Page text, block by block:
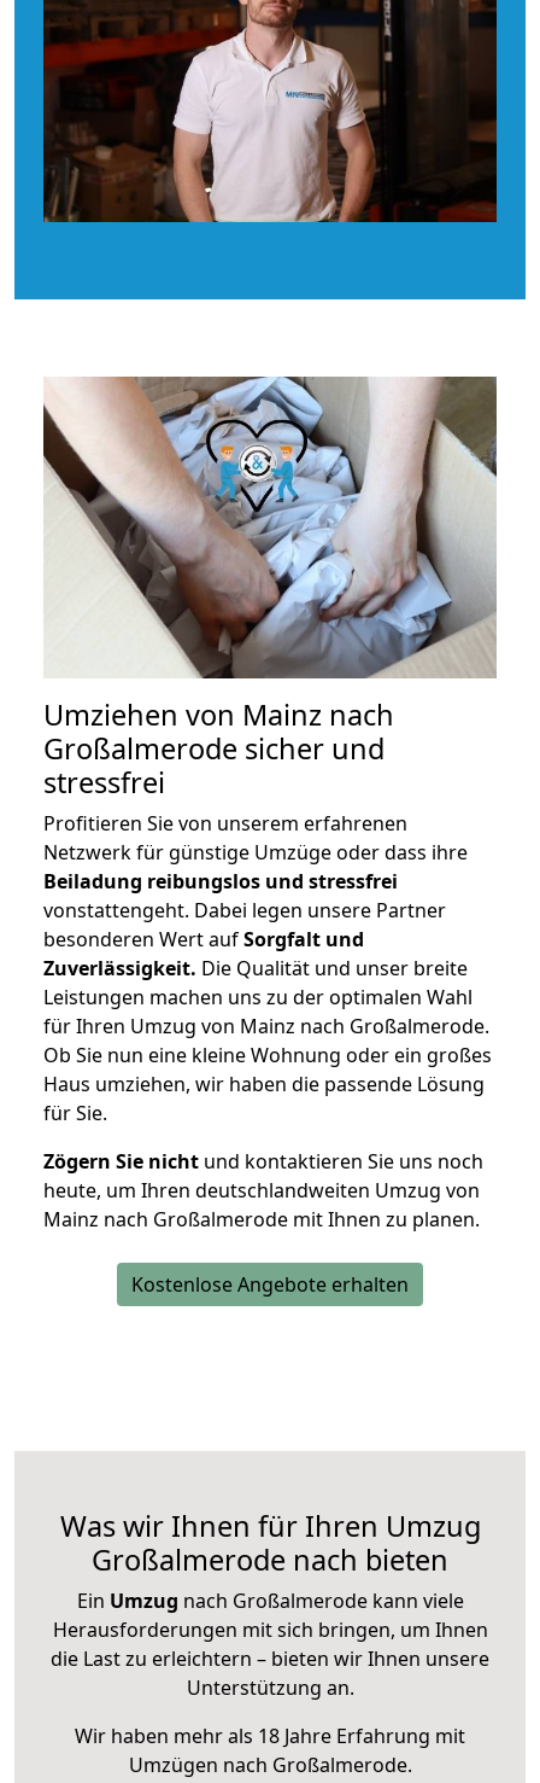
Umziehen von Mainz nach
Großalmerode sicher und
stressfrei
Profitieren Sie von unserem erfahrenen
Netzwerk für günstige Umzüge oder dass ihre
Beiladung reibungslos und stressfrei
vonstattengeht. Dabei legen unsere Partner
besonderen Wert aufSorgfalt und
Zuverlässigkeit. Die Qualität und unser breite
Leistungen machen uns zu der optimalen Wahl
für Ihren Umzug von Mainz nach Großalmerode.
Ob Sie nun eine kleine Wohnung oder ein großes
Haus umziehen, wir haben die passende Lösung
für Sie.
Zögern Sie nicht und kontaktieren Sie uns noch
heute, um Ihren deutschlandweiten Umzug von
Mainz nach Großalmerode mit Ihnen zu planen.
Kostenlose Angebote erhalten
Was wir Ihnen für Ihren Umzug
Großalmerode nach bieten
Ein Umzug nach Großalmerode kann viele
Herausforderungen mit sich bringen, um Ihnen
die Last zu erleichtern – bieten wir Ihnen unsere
Unterstützung an.
Wir haben mehr als 18 Jahre Erfahrung mit
Umzügen nach Großalmerode.